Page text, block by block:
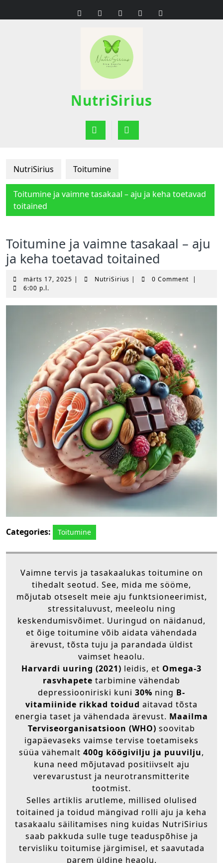
to
NutriSirius
Open
NutriSirius Toitumine
Toitumine ja vaimne tasakaal – aju ja keha toetavad
toitained
Toitumine ja vaimne tasakaal – aju
ja keha toetavad toitained
märts 17, 2025 märts
| NutriSirius NutriSirius
| 0 Comment
|
6:00 p.l.
Categories: Toitumine
Vaimne tervis ja tasakaalukas toitumine on
tihedalt seotud. See, mida me sööme,
mõjutab otseselt meie aju funktsioneerimist,
stressitaluvust, meeleolu ning
keskendumisvõimet. Uuringud on näidanud,
et õige toitumine võib aidata vähendada
ärevust, tõsta tuju ja parandada üldist
vaimset heaolu.
Harvardi uuring (2021) leidis, et Omega-3
rasvhapete tarbimine vähendab
depressiooniriski kuni 30% ning B-
vitamiinide rikkad toidud aitavad tõsta
energia taset ja vähendada ärevust. Maailma
Terviseorganisatsioon (WHO) soovitab
igapäevaseks vaimse tervise toetamiseks
süüa vähemalt 400g köögivilju ja puuvilju,
kuna need mõjutavad positiivselt aju
verevarustust ja neurotransmitterite
tootmist.
Selles artiklis arutleme, millised olulised
toitained ja toidud mängivad rolli aju ja keha
tasakaalu säilitamises ning kuidas NutriSirius
saab pakkuda sulle tuge teaduspõhise ja
tervisliku toitumise järgimisel, et saavutada
parem üldine heaolu.